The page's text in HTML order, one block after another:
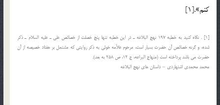
کنم».[1]
[1] . نگاه کنيد به خطبه 197 نهج البلاغه ـ در اين خطبه تنها پنج خصلت از خصائص علي ـ عليه السلام ـ ذکر
شده، و گرنه خصائص آن حضرت بسيار است، مرحوم علاّمه خوئي به ذکر روايتي که مشتمل بر هفتاد خصيصه از آن
حضرت مي باشد پرداخته است (منهاج البراعه، ج 12، ص 258 به بعد).
محمد محمدي اشتهاردي – داستان هاي نهج البلاغه